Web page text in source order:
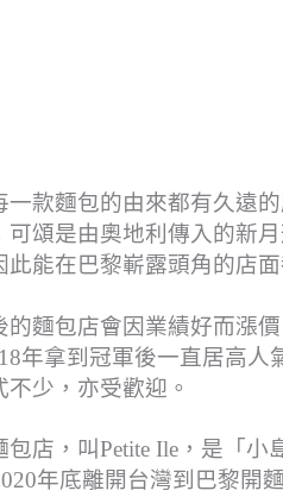
款麵包的由來都有久遠
頌是由奧地利傳入的新
能在巴黎嶄露頭角的店面
麵包店會因業績好而漲
年拿到冠軍後一直居高
少，亦受歡迎。
店，叫Petite Ile，是「小
年底離開台灣到巴黎開